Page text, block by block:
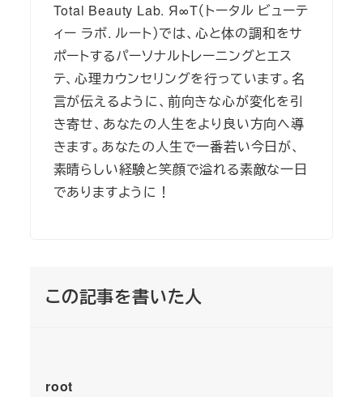
Total Beauty Lab. Я∞T（トータル ビューテ
ィー ラボ. ルート）では、心と体の調和をサ
ポートするパーソナルトレーニングとエス
テ、心理カウンセリングを行っています。名
言が伝えるように、前向きな心が変化を引
き寄せ、あなたの人生をより良い方向へ導
きます。あなたの人生で一番若い今日が、
素晴らしい経験と笑顔で溢れる素敵な一日
でありますように！
この記事を書いた人
root